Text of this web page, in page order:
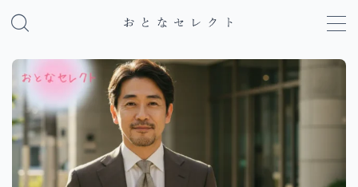
MENU
パパ活のやり方・基礎知識
パパ活アプリ比較